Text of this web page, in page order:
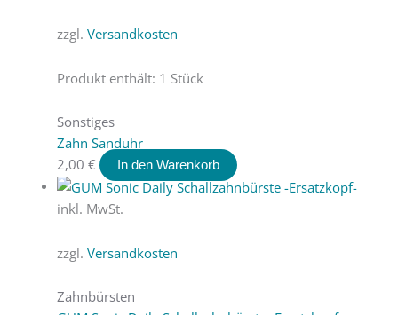
zzgl. Versandkosten
Produkt enthält: 1 Stück
Sonstiges
Zahn Sanduhr
2,00 € In den Warenkorb
inkl. MwSt.
zzgl. Versandkosten
Zahnbürsten